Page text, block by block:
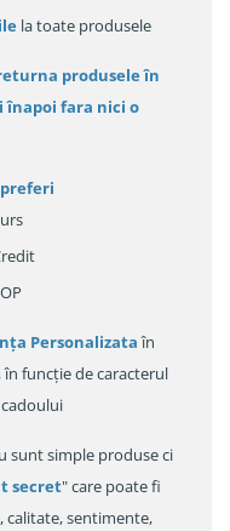
la toate produsele
produsele în
înapoi fara nici o
Personalizataîn
funcție de caracterul
sunt simple produse ci
secret" care poate fi
calitate, sentimente,